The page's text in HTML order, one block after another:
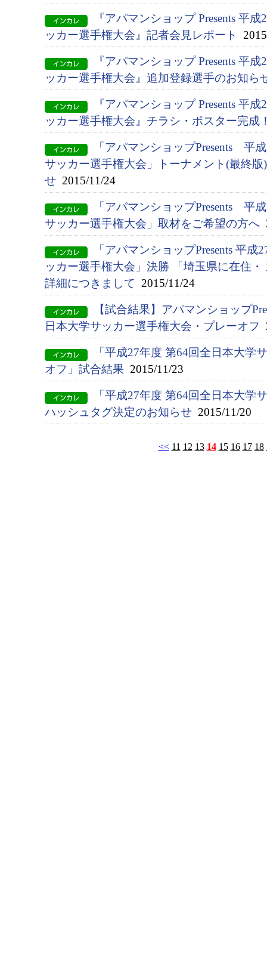
『アパマンショップ Presents 平
ッカー選手権大会』記者会見レポート
『アパマンショップ Presents 平
ッカー選手権大会』追加登録選手のお知ら
『アパマンショップ Presents 平
ッカー選手権大会』チラシ・ポスター完成
「アパマンショップPresents 平
サッカー選手権大会」トーナメント(最終
せ 2015/11/24
「アパマンショップPresents 平
サッカー選手権大会」取材をご希望の方へ
「アパマンショップPresents 平
ッカー選手権大会」決勝 「埼玉県に在住
詳細につきまして 2015/11/24
【試合結果】アパマンショップ
日本大学サッカー選手権大会・プレーオフ
「平成27年度 第64回全日本大学
オフ」試合結果 2015/11/23
「平成27年度 第64回全日本大学
ハッシュタグ決定のお知らせ 2015/11/20
<< 11 12 13 14 15 16 17 18